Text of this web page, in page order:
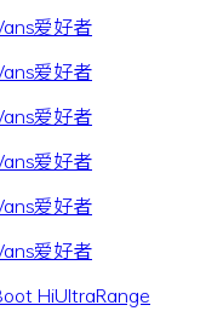
HiUltraRange